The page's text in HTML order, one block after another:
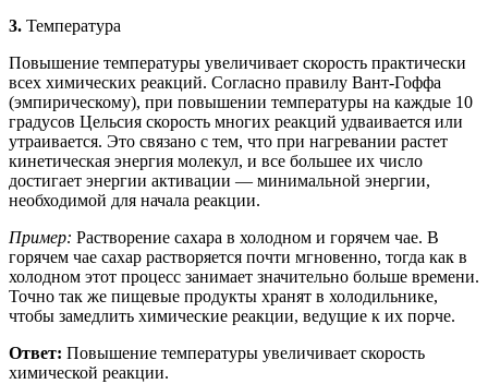
3. Температура
Повышение температуры увеличивает скорость практически
всех химических реакций. Согласно правилу Вант-Гоффа
(эмпирическому), при повышении температуры на каждые 10
градусов Цельсия скорость многих реакций удваивается или
утраивается. Это связано с тем, что при нагревании растет
кинетическая энергия молекул, и все большее их число
достигает энергии активации — минимальной энергии,
необходимой для начала реакции.
Пример: Растворение сахара в холодном и горячем чае. В
горячем чае сахар растворяется почти мгновенно, тогда как в
холодном этот процесс занимает значительно больше времени.
Точно так же пищевые продукты хранят в холодильнике,
чтобы замедлить химические реакции, ведущие к их порче.
Ответ: Повышение температуры увеличивает скорость
химической реакции.